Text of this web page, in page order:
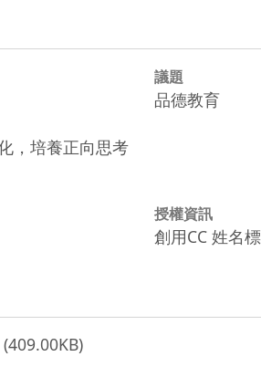
，培養正向思考
議題
品德教育
授權資訊
創用CC 姓名
(409.00KB)